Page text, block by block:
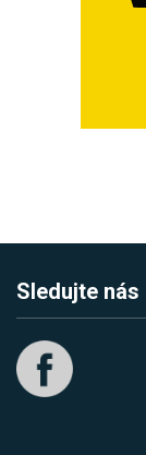
Sledujte nás